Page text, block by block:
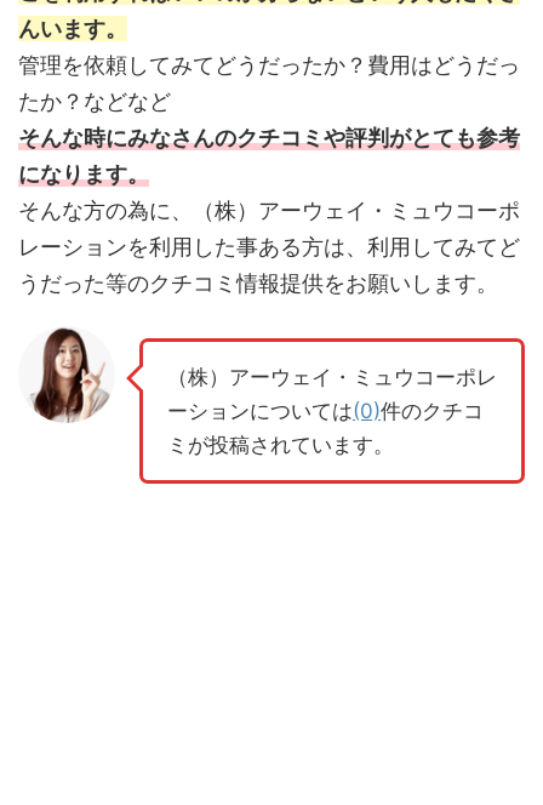
んいます。
管理を依頼してみてどうだったか？費用はどうだっ
たか？などなど
そんな時にみなさんのクチコミや評判がとても参考
になります。
そんな方の為に、（株）アーウェイ・ミュウコーポ
レーションを利用した事ある方は、利用してみてど
うだった等のクチコミ情報提供をお願いします。
（株）アーウェイ・ミュウコーポレ
ーションについては(0)件のクチコ
ミが投稿されています。